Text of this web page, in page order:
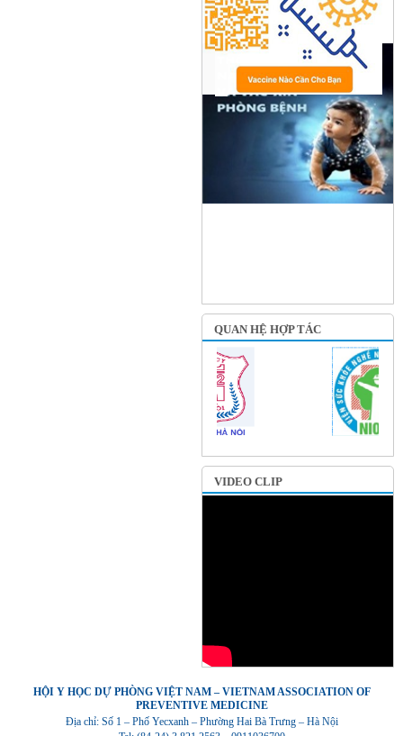
QUAN HỆ HỢP TÁC
VIDEO CLIP
HỘI Y HỌC DỰ PHÒNG VIỆT NAM – VIETNAM ASSOCIATION OF
PREVENTIVE MEDICINE
Địa chỉ: Số 1 – Phố Yecxanh – Phường Hai Bà Trưng – Hà Nội